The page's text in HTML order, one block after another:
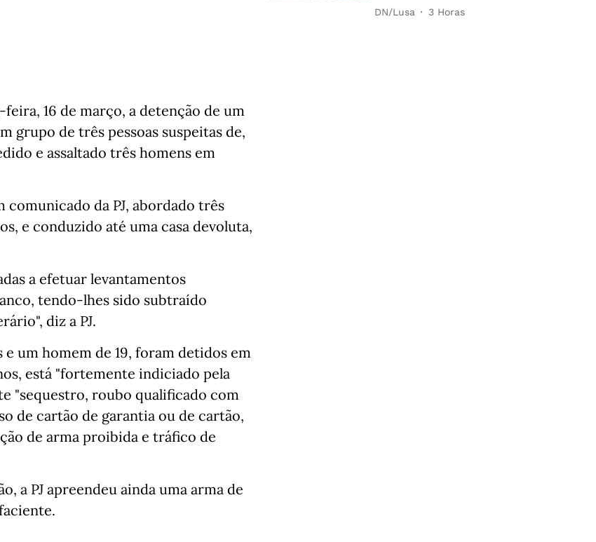
16 de março, a detenção de um
grupo de três pessoas suspeitas de,
e assaltado três homens em
da PJ, abordado três
e conduzido até uma casa devoluta,
a efetuar levantamentos
tendo-lhes sido subtraído
diz a PJ.
um homem de 19, foram detidos em
está "fortemente indiciado pela
"sequestro, roubo qualificado com
de cartão de garantia ou de cartão,
de arma proibida e tráfico de
a PJ apreendeu ainda uma arma de
DN/Lusa 3 Horas